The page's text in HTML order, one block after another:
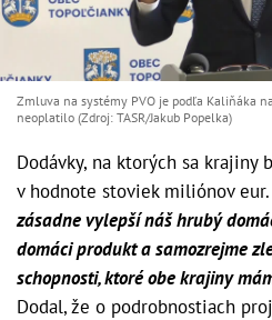
Zmluva na systémy PVO je podľa Kaliňáka
neoplatilo (Zdroj: TASR/Jakub Popelka)
Dodávky, na ktorých sa
v hodnote stoviek miliónov eur.
zásadne vylepší náš hrubý
domáci produkt a samozrejme
schopnosti, ktoré obe krajiny
Dodal, že o podrobnostiach